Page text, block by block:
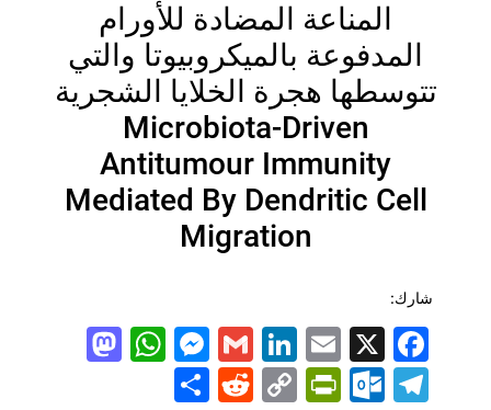
المناعة المضادة للأورام
المدفوعة بالميكروبيوتا والتي
تتوسطها هجرة الخلايا الشجرية
Microbiota-Driven
Antitumour Immunity
Mediated By Dendritic Cell
Migration
شارك:
Facebook
X
Email
LinkedIn
Gmail
Telegram
Outlook.com
PrintFriendly
Copy
Reddit
Share